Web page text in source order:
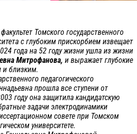
Томского государственного
с глубоким прискорбием извещает
года на 52 году жизни ушла из жизни
Митрофанова, и выражает глубокие
и близким.
педагогического
прошла все ступени от
году она защитила кандидатскую
задачи электродинамики
совете при Томском
университете.